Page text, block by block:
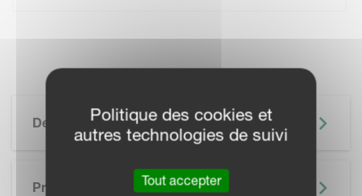
Description
Principaux Avantages
Politique des cookies et
autres technologies de suivi
Tout accepter